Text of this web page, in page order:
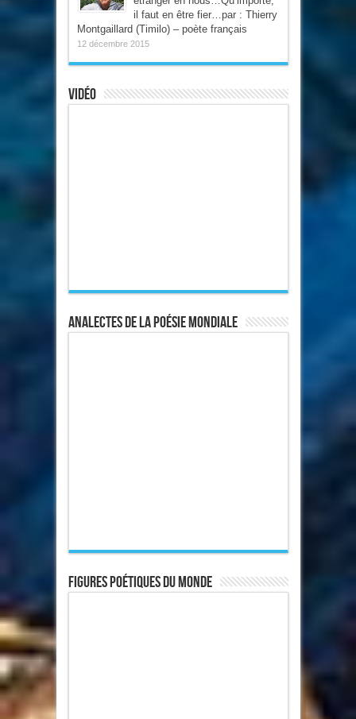
il faut en être fier…par : Thierry
Montgaillard (Timilo) – poète français
12 décembre 2015
Vidéo
Analectes de la poésie mondiale
Figures poétiques du monde